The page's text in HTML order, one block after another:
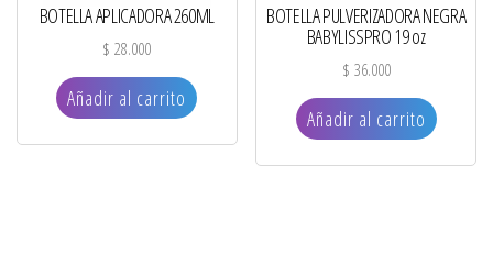
BOTELLA APLICADORA 260ML
$ 28.000
Añadir al carrito
BOTELLA PULVERIZADORA NEGRA
BABYLISSPRO 19 oz
$ 36.000
Añadir al carrito